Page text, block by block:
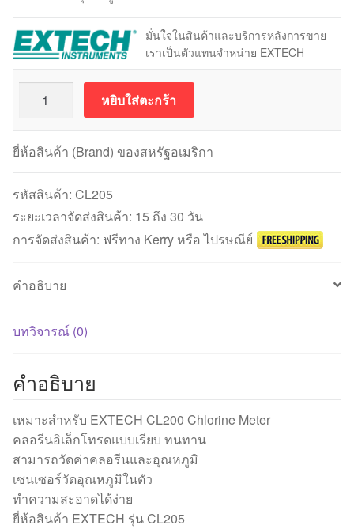
มั่นใจในสินค้าและบริการหลังการขาย
เราเป็นตัวแทนจำหน่าย EXTECH
รี
นอิ
เล็ก
โทรด
Chlorine
Electrode
Module
CL205
หยิบใส่ตะกร้า
ยี่ห้อสินค้า (Brand) ของสหรัฐอเมริกา
รหัสสินค้า: CL205
ระยะเวลาจัดส่งสินค้า: 15 ถึง 30 วัน
การจัดส่งสินค้า: ฟรีทาง Kerry หรือ ไปรษณีย์
คำอธิบาย
บทวิจารณ์ (0)
คำอธิบาย
เหมาะสำหรับ EXTECH CL200 Chlorine Meter
คลอรีนอิเล็กโทรดแบบเรียบ ทนทาน
สามารถวัดค่าคลอรีนและอุณหภูมิ
เซนเซอร์วัดอุณหภูมิในตัว
ทำความสะอาดได้ง่าย
ยี่ห้อสินค้า EXTECH รุ่น CL205